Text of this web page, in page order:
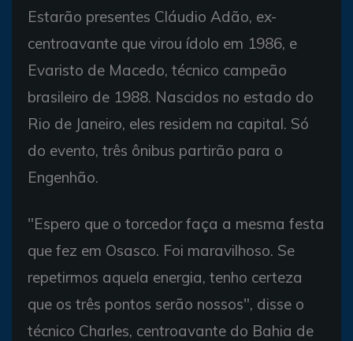
Estarão presentes Cláudio Adão, ex-
centroavante que virou ídolo em 1986, e
Evaristo de Macedo, técnico campeão
brasileiro de 1988. Nascidos no estado do
Rio de Janeiro, eles residem na capital. Só
do evento, três ônibus partirão para o
Engenhão.
"Espero que o torcedor faça a mesma festa
que fez em Osasco. Foi maravilhoso. Se
repetirmos aquela energia, tenho certeza
que os três pontos serão nossos", disse o
técnico Charles, centroavante do Bahia de